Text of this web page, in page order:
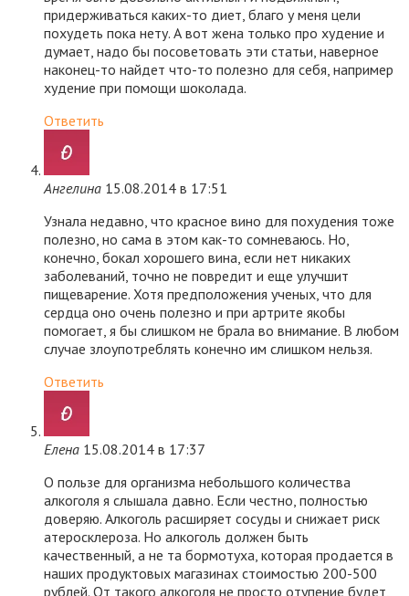
придерживаться каких-то диет, благо у меня цели
похудеть пока нету. А вот жена только про худение и
думает, надо бы посоветовать эти статьи, наверное
наконец-то найдет что-то полезно для себя, например
худение при помощи шоколада.
Ответить
Ангелина 15.08.2014 в 17:51
Узнала недавно, что красное вино для похудения тоже
полезно, но сама в этом как-то сомневаюсь. Но,
конечно, бокал хорошего вина, если нет никаких
заболеваний, точно не повредит и еще улучшит
пищеварение. Хотя предположения ученых, что для
сердца оно очень полезно и при артрите якобы
помогает, я бы слишком не брала во внимание. В любом
случае злоупотреблять конечно им слишком нельзя.
Ответить
Елена 15.08.2014 в 17:37
О пользе для организма небольшого количества
алкоголя я слышала давно. Если честно, полностью
доверяю. Алкоголь расширяет сосуды и снижает риск
атеросклероза. Но алкоголь должен быть
качественный, а не та бормотуха, которая продается в
наших продуктовых магазинах стоимостью 200-500
рублей. От такого алкоголя не просто отупение будет,